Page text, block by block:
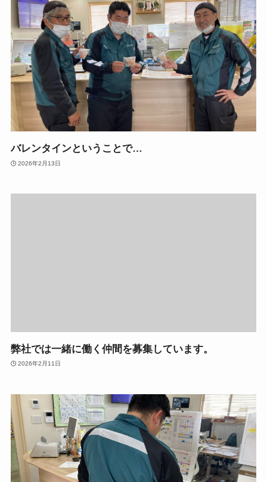
バレンタインということで…
2026年2月13日
弊社では一緒に働く仲間を募集しています。
2026年2月11日